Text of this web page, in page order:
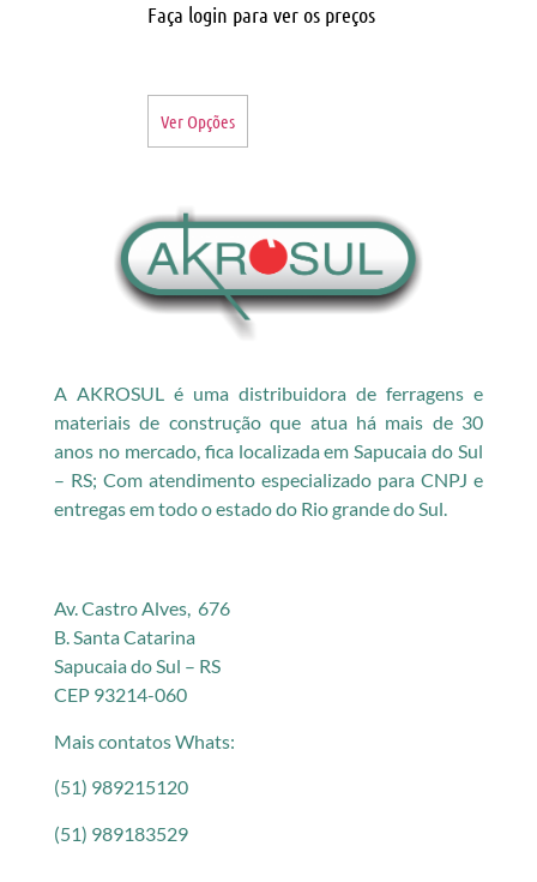
Faça login para ver os preços
Ver Opções
A AKROSUL é uma distribuidora de ferragens e
materiais de construção que atua há mais de 30
anos no mercado, fica localizada em Sapucaia do Sul
– RS; Com atendimento especializado para CNPJ e
entregas em todo o estado do Rio grande do Sul.
Av. Castro Alves, 676
B. Santa Catarina
Sapucaia do Sul – RS
CEP 93214-060
Mais contatos Whats:
(51) 989215120
(51) 989183529